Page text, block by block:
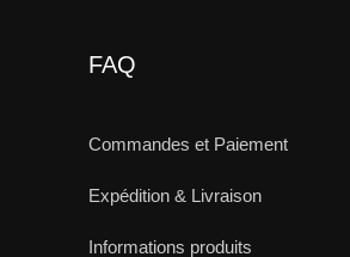
FAQ
Commandes et Paiement
Expédition & Livraison
Informations produits